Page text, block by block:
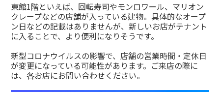
東館1階といえば、回転寿司やモンロワール、マリオン
クレープなどの店舗が入っている建物。具体的なオープ
ン日などの記載はありませんが、新しいお店がテナント
に入ることで、より便利になりそうです。
新型コロナウイルスの影響で、店舗の営業時間・定休日
が変更になっている可能性があります。ご来店の際に
は、各お店にお問い合わせください。